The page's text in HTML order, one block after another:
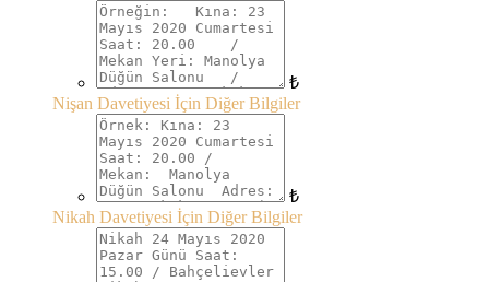
₺
Nişan Davetiyesi İçin Diğer Bilgiler
₺
Nikah Davetiyesi İçin Diğer Bilgiler